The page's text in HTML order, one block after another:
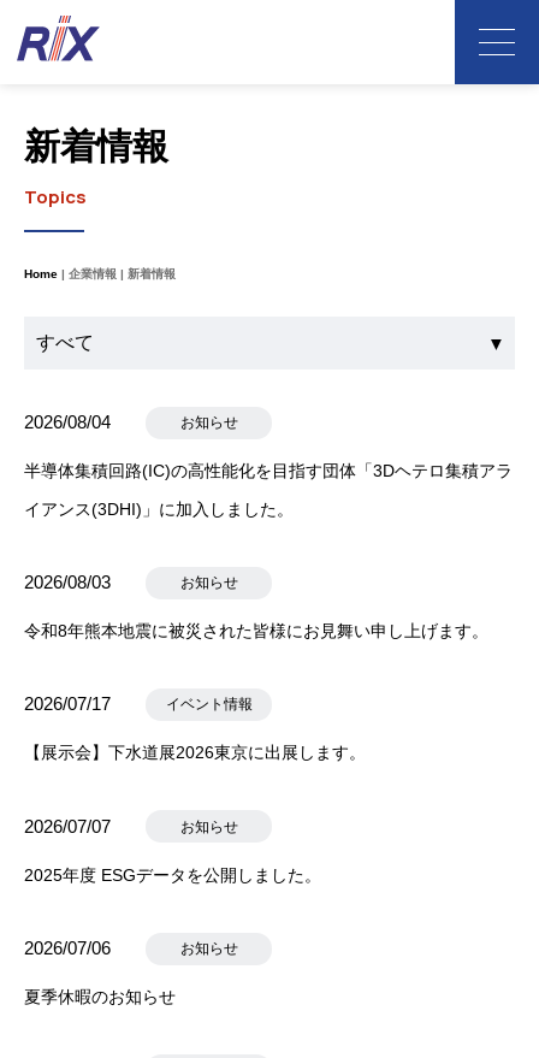
Home 企業情報 新着情報
新着情報
Topics
2026/08/04 お知らせ
半導体集積回路(IC)の高性能化を目指す団体「3Dヘテロ集積アラ
イアンス(3DHI)」に加入しました。
2026/08/03 お知らせ
令和8年熊本地震に被災された皆様にお見舞い申し上げます。
2026/07/17 イベント情報
【展示会】下水道展2026東京に出展します。
2026/07/07 お知らせ
2025年度 ESGデータを公開しました。
2026/07/06 お知らせ
夏季休暇のお知らせ